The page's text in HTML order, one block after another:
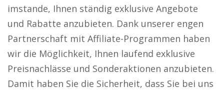
imstande, Ihnen ständig exklusive Angebote
und Rabatte anzubieten. Dank unserer engen
Partnerschaft mit Affiliate-Programmen haben
wir die Möglichkeit, Ihnen laufend exklusive
Preisnachlässe und Sonderaktionen anzubieten.
Damit haben Sie die Sicherheit, dass Sie bei uns